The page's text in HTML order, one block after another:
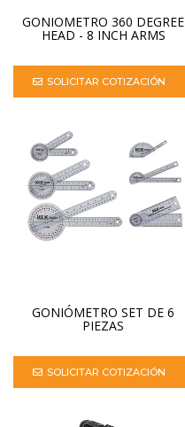
GONIOMETRO 360 DEGREE
HEAD - 8 INCH ARMS
SOLICITAR COTIZACIÓN
GONIÓMETRO SET DE 6
PIEZAS
SOLICITAR COTIZACIÓN